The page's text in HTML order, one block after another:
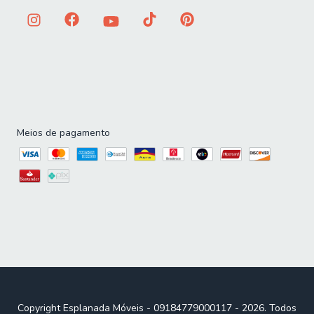
montagem, desmontagem, transporte por escadas ou
içamento. É responsabilidade do cliente verificar se as
Meios de pagamento
Copyright Esplanada Móveis - 09184779000117 - 2026. Todos